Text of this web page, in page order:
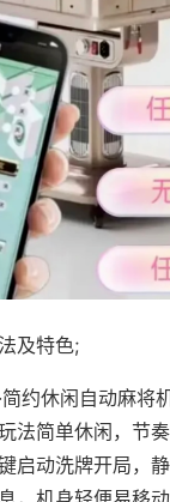
及特色;
简约休闲自动麻将
法简单休闲，节
启动洗牌开局，